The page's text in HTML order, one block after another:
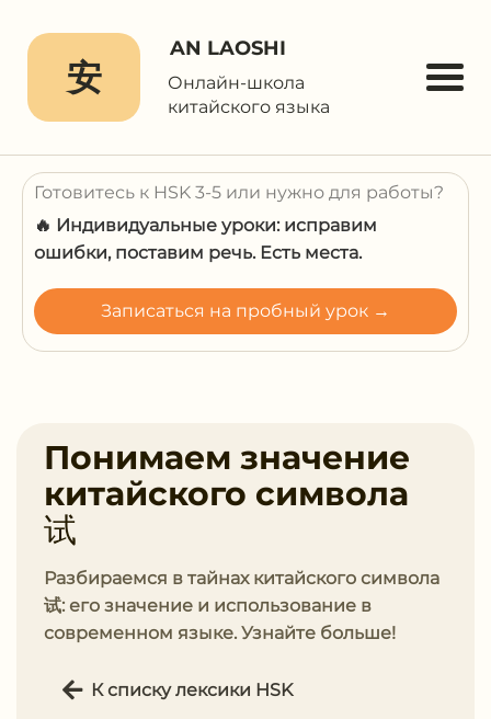
安
AN LAOSHI
Онлайн-школа
китайского языка
Готовитесь к HSK 3-5 или нужно для работы?
🔥 Индивидуальные уроки: исправим
ошибки, поставим речь. Есть места.
Записаться на пробный урок →
Понимаем значение
китайского символа
试
Разбираемся в тайнах китайского символа
试: его значение и использование в
современном языке. Узнайте больше!
К списку лексики HSK